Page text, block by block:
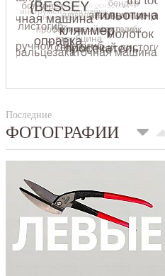
Последние
ФОТОГРАФИИ